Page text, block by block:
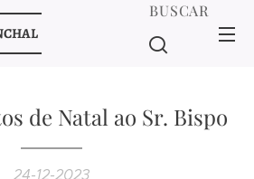
BUSCAR
de Natal ao Sr. Bispo
24-12-2023